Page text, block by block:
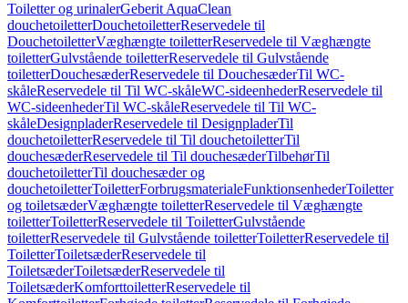
Toiletter og urinalerGeberit AquaClean
douchetoiletterDouchetoiletterReservedele til
DouchetoiletterVæghængte toiletterReservedele til Væghængte
toiletterGulvstående toiletterReservedele til Gulvstående
toiletterDouchesæderReservedele til DouchesæderTil WC-
skåleReservedele til Til WC-skåleWC-sideenhederReservedele til
WC-sideenhederTil WC-skåleReservedele til Til WC-
skåleDesignpladerReservedele til DesignpladerTil
douchetoiletterReservedele til Til douchetoiletterTil
douchesæderReservedele til Til douchesæderTilbehørTil
douchetoiletterTil douchesæder og
douchetoiletterToiletterForbrugsmaterialeFunktionsenhederToiletter
og toiletsæderVæghængte toiletterReservedele til Væghængte
toiletterToiletterReservedele til ToiletterGulvstående
toiletterReservedele til Gulvstående toiletterToiletterReservedele til
ToiletterToiletsæderReservedele til
ToiletsæderToiletsæderReservedele til
ToiletsæderKomforttoiletterReservedele til